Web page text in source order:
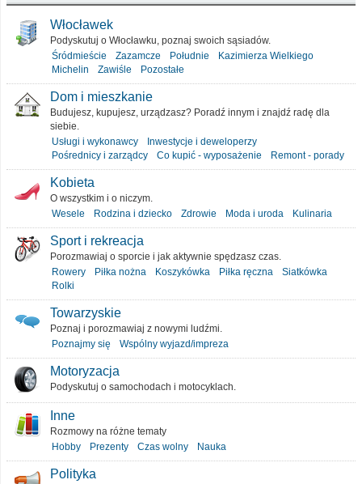
Włocławek
Podyskutuj o Włocławku, poznaj swoich sąsiadów.
Śródmieście
Zazamcze Południe
Kazimierza Wielkiego
Michelin
Zawiśle Pozostałe
Dom i mieszkanie
Budujesz, kupujesz, urządzasz? Poradź innym i znajdź radę dla
siebie.
Usługi i wykonawcy
Inwestycje i deweloperzy
Pośrednicy i zarządcy
Co kupić - wyposażenie Remont - porady
Kobieta
O wszystkim i o niczym.
Wesele
Rodzina i dziecko Zdrowie Moda i uroda Kulinaria
Sport i rekreacja
Porozmawiaj o sporcie i jak aktywnie spędzasz czas.
Rowery
Piłka nożna Koszykówka Piłka ręczna
Siatkówka
Rolki
Towarzyskie
Poznaj i porozmawiaj z nowymi ludźmi.
Poznajmy się
Wspólny wyjazd/impreza
Motoryzacja
Podyskutuj o samochodach i motocyklach.
Inne
Rozmowy na różne tematy
Hobby
Prezenty Czas wolny Nauka
Polityka